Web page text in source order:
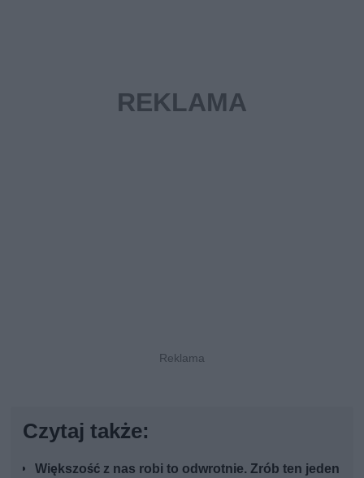
Czytaj także:
Większość z nas robi to odwrotnie. Zrób ten jeden